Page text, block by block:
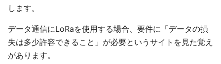
します。
データ通信にLoRaを使用する場合、要件に「データの損
失は多少許容できること」が必要というサイトを見た覚え
があります。